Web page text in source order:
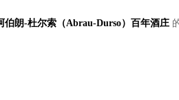
伯朗-杜尔索（Abrau-Durso）百年酒庄